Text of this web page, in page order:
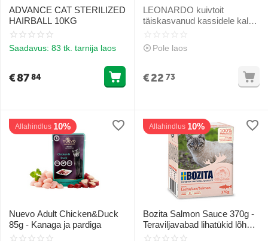
ADVANCE CAT STERILIZED
HAIRBALL 10KG
Saadavus: 83 tk. tarnija laos
€8784
LEONARDO kuivtoit
täiskasvanud kassidele kala
Pole laos
€22 73
Allahindlus 10%
Nuevo Adult Chicken&Duck
85g - Kanaga ja pardiga
Allahindlus 10%
Bozita Salmon Sauce 370g -
Teraviljavabad lihatükid lõhe
kastmes